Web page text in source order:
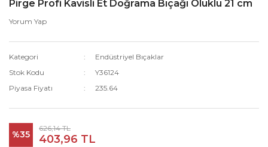
Pirge Profi Kavisli Et Doğrama Bıçağı Oluklu 21 cm
Yorum Yap
Kategori
Endüstriyel Bıçaklar
Stok Kodu
Y36124
Piyasa Fiyatı
235.64
%35
626,14 TL
403,96 TL